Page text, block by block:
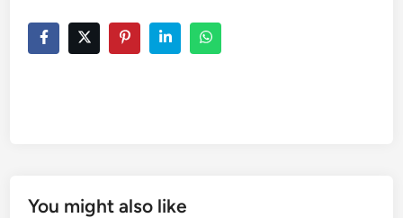
You might also like